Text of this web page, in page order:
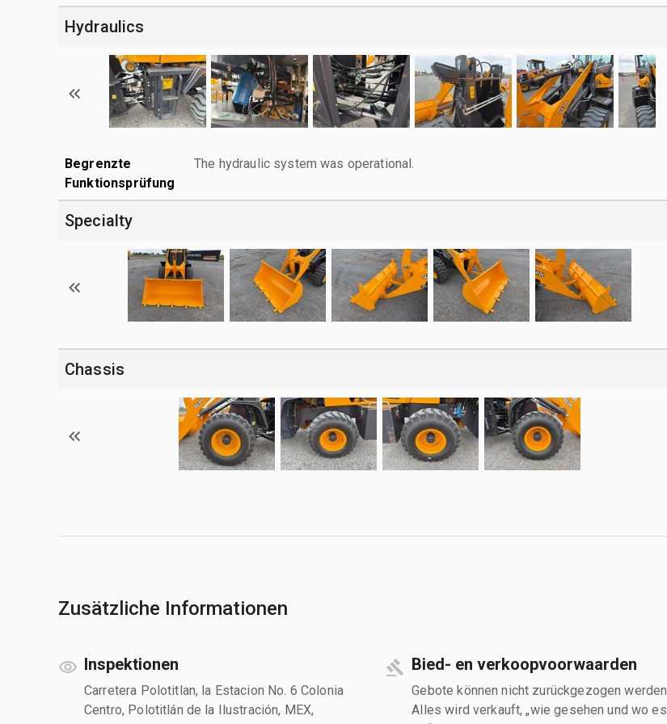
Hydraulics
Begrenzte
Funktionsprüfung
The hydraulic system was operational.
Specialty
Chassis
Zusätzliche Informationen
Inspektionen
Carretera Polotitlan, la Estacion No. 6 Colonia
Centro, Polotitlán de la Ilustración, MEX,
Bied- en verkoopvoorwaarden
Gebote können nicht zurückgezogen werden.
Alles wird verkauft, „wie gesehen und wo es